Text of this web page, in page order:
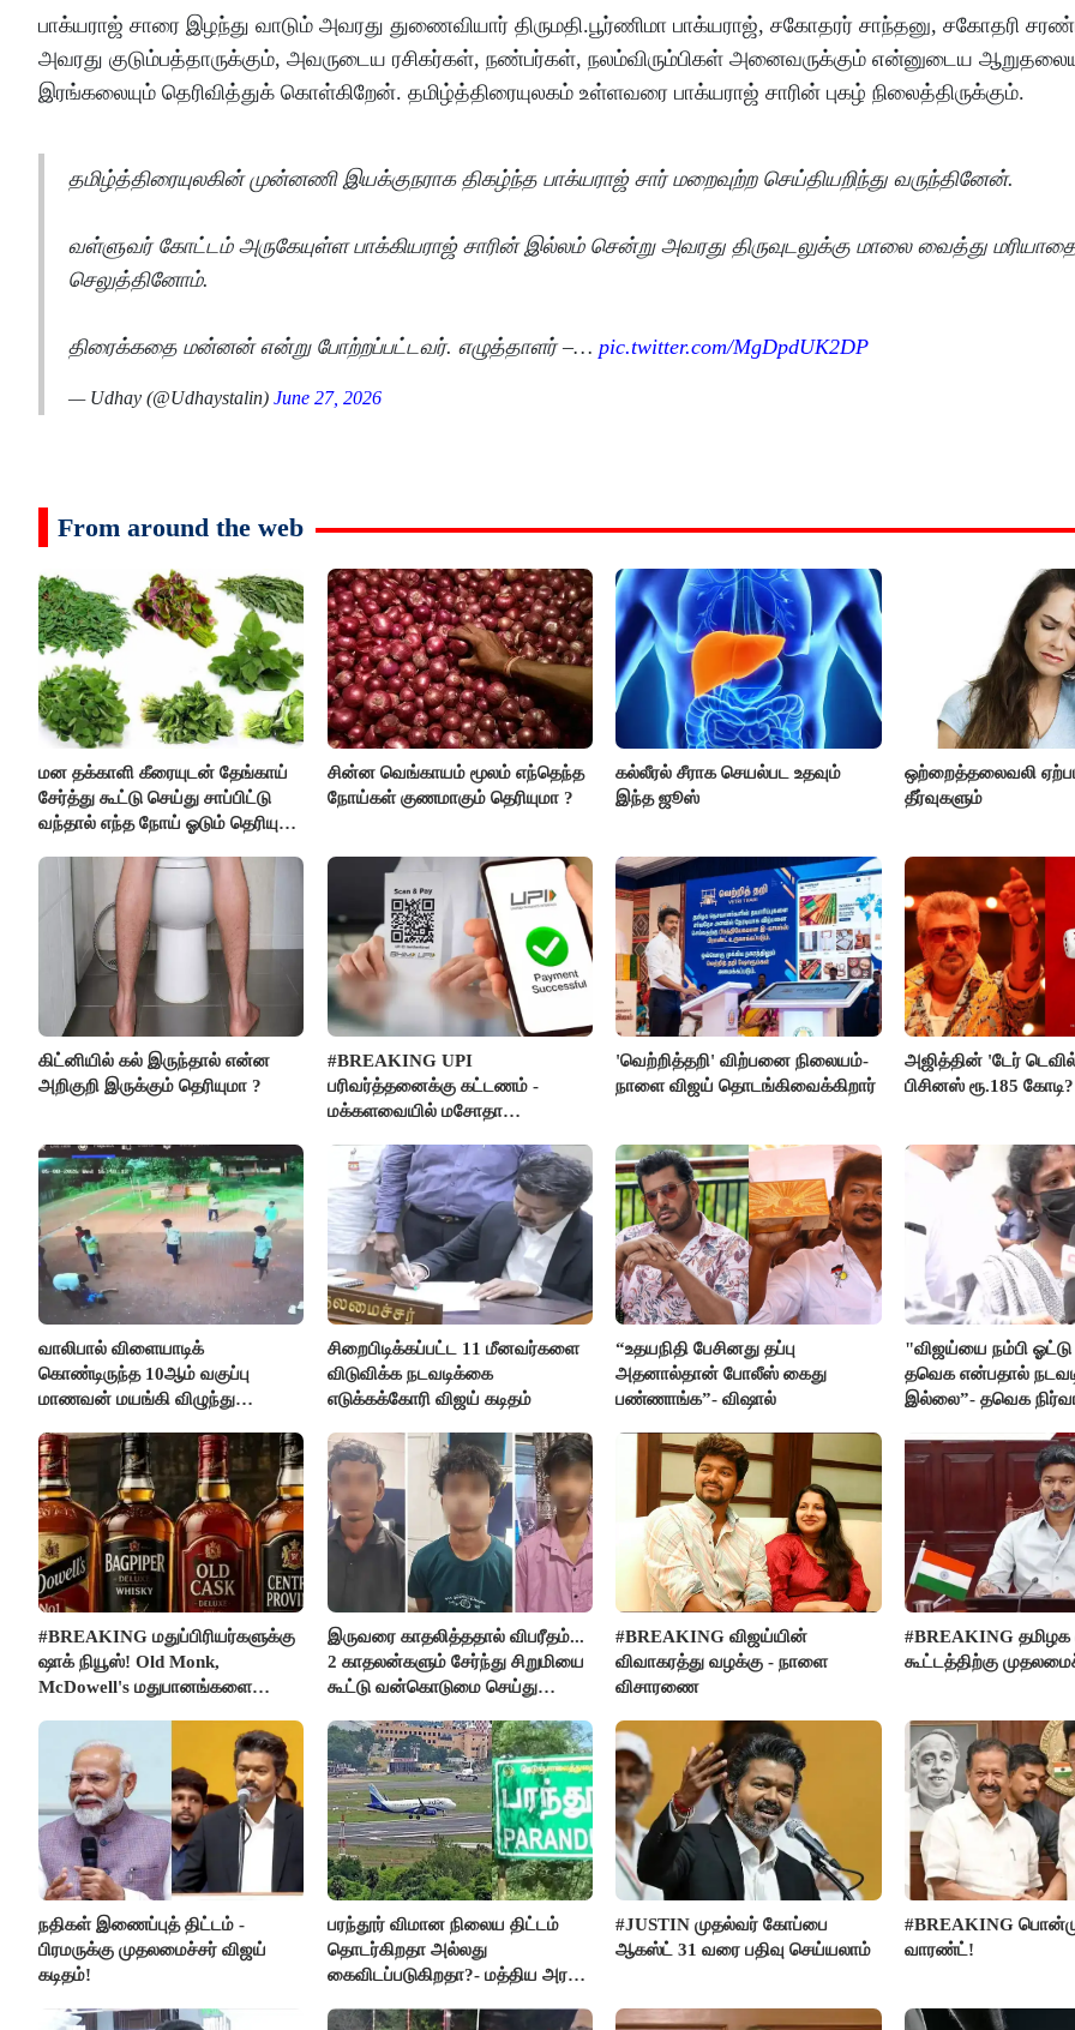
பாக்யராஜ் சாரை இழந்து வாடும் அவரது துணைவியார் திருமதி.பூர்ணிமா பாக்யராஜ், சகோதரர் சாந்தனு, சகோதரி
அவரது குடும்பத்தாருக்கும், அவருடைய ரசிகர்கள், நண்பர்கள், நலம்விரும்பிகள் அனைவருக்கும் என்னுடைய
இரங்கலையும் தெரிவித்துக் கொள்கிறேன். தமிழ்த்திரையுலகம் உள்ளவரை பாக்யராஜ் சாரின் புகழ் நிலைத்திருக்கும்.
தமிழ்த்திரையுலகின் முன்னணி இயக்குநராக திகழ்ந்த பாக்யராஜ் சார் மறைவுற்ற செய்தியறிந்து வருந்தினேன்.
வள்ளுவர் கோட்டம் அருகேயுள்ள பாக்கியராஜ் சாரின் இல்லம் சென்று அவரது திருவுடலுக்கு மாலை வைத்து
செலுத்தினோம்.
திரைக்கதை மன்னன் என்று போற்றப்பட்டவர். எழுத்தாளர் –… pic.twitter.com/MgDpdUK2DP
— Udhay (@Udhaystalin) June 27, 2026
From around the web
மன தக்காளி கீரையுடன் தேங்காய்
சேர்த்து கூட்டு செய்து சாப்பிட்டு
வந்தால் எந்த நோய் ஓடும் தெரியுமா
சின்ன வெங்காயம் மூலம் எந்தெந்த
நோய்கள் குணமாகும் தெரியுமா ?
கல்லீரல் சீராக செயல்பட உதவும்
இந்த ஜூஸ்
ஒற்றைத்தலைவலி
தீர்வுகளும்
கிட்னியில் கல் இருந்தால் என்ன
அறிகுறி இருக்கும் தெரியுமா ?
#BREAKING UPI
பரிவர்த்தனைக்கு கட்டணம் -
மக்களவையில் மசோதா
'வெற்றித்தறி' விற்பனை நிலையம்-
நாளை விஜய் தொடங்கிவைக்கிறார்
அஜித்தின் 'டேர்
பிசினஸ் ரூ.185 கோடி?
வாலிபால் விளையாடிக்
கொண்டிருந்த 10ஆம் வகுப்பு
மாணவன் மயங்கி விழுந்து
சிறைபிடிக்கப்பட்ட 11 மீனவர்களை
விடுவிக்க நடவடிக்கை
எடுக்கக்கோரி விஜய் கடிதம்
“உதயநிதி பேசினது தப்பு
அதனால்தான் போலீஸ் கைது
பண்ணாங்க”- விஷால்
"விஜய்யை நம்பி
தவெக என்பதால்
இல்லை”- தவெக
#BREAKING மதுப்பிரியர்களுக்கு
ஷாக் நியூஸ்! Old Monk,
McDowell's மதுபானங்களை
இருவரை காதலித்ததால் விபரீதம்...
2 காதலன்களும் சேர்ந்து சிறுமியை
கூட்டு வன்கொடுமை செய்து
#BREAKING விஜய்யின்
விவாகரத்து வழக்கு - நாளை
விசாரணை
#BREAKING
கூட்டத்திற்கு
நதிகள் இணைப்புத் திட்டம் -
பிரமருக்கு முதலமைச்சர் விஜய்
கடிதம்!
பரந்தூர் விமான நிலைய திட்டம்
தொடர்கிறதா அல்லது
கைவிடப்படுகிறதா?- மத்திய அரசு
#JUSTIN முதல்வர் கோப்பை
ஆகஸ்ட் 31 வரை பதிவு செய்யலாம்
#BREAKING
வாரண்ட்!